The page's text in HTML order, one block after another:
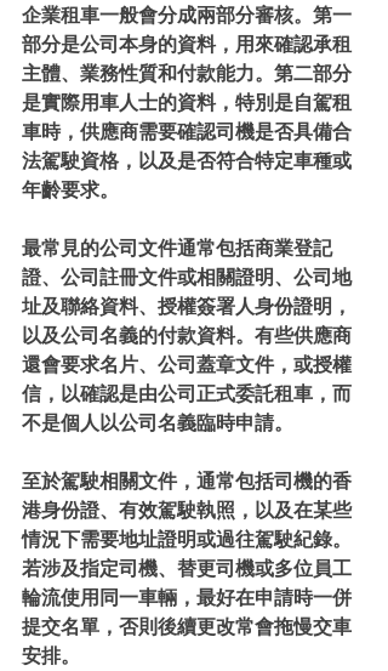
企業租車一般會分成兩部分審核。第一
部分是公司本身的資料，用來確認承租
主體、業務性質和付款能力。第二部分
是實際用車人士的資料，特別是自駕租
車時，供應商需要確認司機是否具備合
法駕駛資格，以及是否符合特定車種或
年齡要求。
最常見的公司文件通常包括商業登記
證、公司註冊文件或相關證明、公司地
址及聯絡資料、授權簽署人身份證明，
以及公司名義的付款資料。有些供應商
還會要求名片、公司蓋章文件，或授權
信，以確認是由公司正式委託租車，而
不是個人以公司名義臨時申請。
至於駕駛相關文件，通常包括司機的香
港身份證、有效駕駛執照，以及在某些
情況下需要地址證明或過往駕駛紀錄。
若涉及指定司機、替更司機或多位員工
輪流使用同一車輛，最好在申請時一併
提交名單，否則後續更改常會拖慢交車
安排。